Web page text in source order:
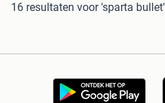
16 resultaten voor 'sparta bullet'